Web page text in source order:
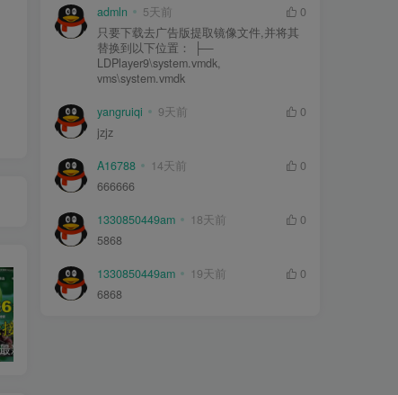
admln 5天前
0
只要下载去广告版提取镜像文件,并将其
替换到以下位置： ├—
LDPlayer9\system.vmdk,
vms\system.vmdk
yangruiqi 9天前
0
jzjz
A16788 14天前
0
666666
1330850449am 18天前
0
5868
1330850449am 19天前
0
6868